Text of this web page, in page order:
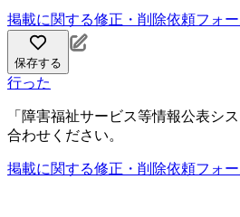
掲載に関する修正・削除依頼フォー
保存する
行った
「障害福祉サービス等情報公表シ
合わせください。
掲載に関する修正・削除依頼フォー